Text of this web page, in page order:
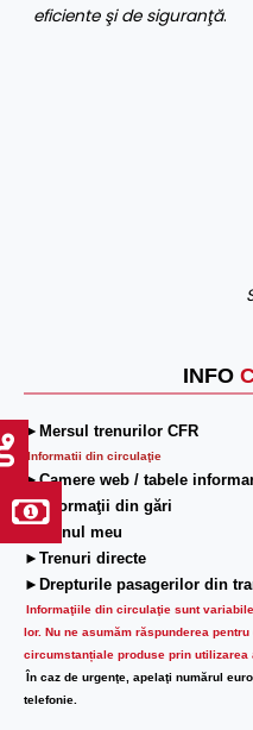
INFO
►Mersul trenurilor CFR
Informatii din circulaţie
►Camere web / tabele
►Informaţii din gări
►Trenul meu
►Trenuri directe
►Drepturile pasagerilor din
Informaţiile din circulaţie sunt
lor. Nu ne asumăm răspunderea
circumstanțiale produse prin utilizarea
În caz de urgenţe, apelaţi numărul
telefonie.
eficiente şi de siguranţă.